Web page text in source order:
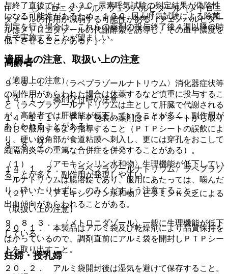
与終了直後では、１３Ｃ−尿素呼気試験の判定結果が偽陰性
になる可能性があるため、１３Ｃ−尿素呼気試験による除菌
判定を行う場合は、これらの薬剤の投与終了後４週以降の時
点で実施することが望ましい。
適用上の注意、取扱い上の注意
（適用上の注意）
１４．１． 薬剤交付時の注意
１４．１．１． ＰＴＰ包装の薬剤はＰＴＰシートから取り
出して服用するよう指導すること（ＰＴＰシートの誤飲によ
り、硬い鋭角部が食道粘膜へ刺入し、更には穿孔をおこして
縦隔洞炎等の重篤な合併症を併発することがある）。
１４．１．２． 〈ラベプラゾールナトリウム〉ラベプラゾ
ールナトリウムは腸溶錠であり、服用にあたっては、噛んだ
り、砕いたりせずに、のみくだすよう注意すること。
（取扱い上の注意）
２０．１． 本製品はアルミ袋及び乾燥剤により品質保持を
はかっているので、調剤直前にアルミ袋を開封しＰＴＰシー
トを取り出すこと。
２０．２． アルミ袋開封後は湿気を避けて保存すること。
H． 〈メトロニダゾール〉フェノバルビタール［メトロニ
ダゾールの作用が減弱する可能性がある（フェノバルビター
ルはメトロニダゾールの代謝酵素を誘導し、その血中濃度を
低下させることがある）］。
高齢者
９．８．１． 〈ラベプラゾールナトリウム〉消化器症状等
の副作用があらわれた場合は休薬するなど慎重に投与するこ
と（ラベプラゾールナトリウムは主として肝臓で代謝される
が、高齢者では肝機能が低下していることが多く、副作用が
あらわれることがある）。
９．８．２．
（１）． 〈アモキシシリン水和物〉生理機能が低下してい
ることが多く、副作用が発現しやすい。
（２）． 〈アモキシシリン水和物〉ビタミンＫ欠乏による
出血傾向があらわれることがある。
９．８．３． 〈メトロニダゾール〉一般に生理機能が低下
している。
妊婦・授乳婦